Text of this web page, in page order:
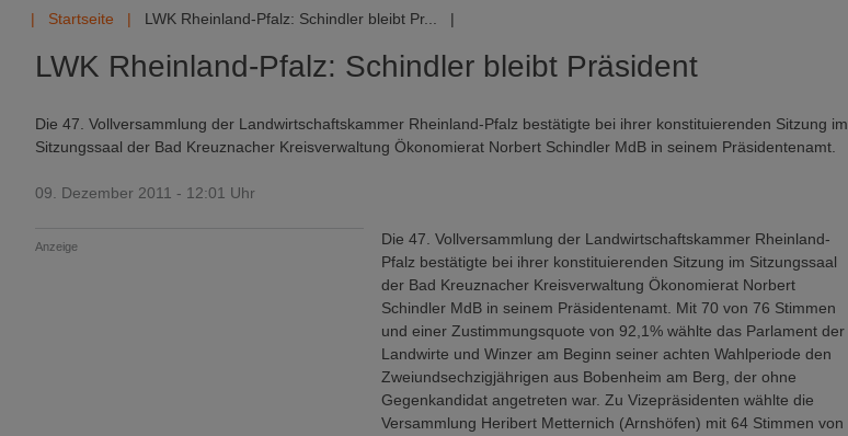
Startseite LWK Rheinland-Pfalz: Schindler bleibt Pr...
LWK Rheinland-Pfalz: Schindler bleibt Präsident
Die 47. Vollversammlung der Landwirtschaftskammer Rheinland-Pfalz bestätigte bei ihrer konstituierenden Sitzung im
Sitzungssaal der Bad Kreuznacher Kreisverwaltung Ökonomierat Norbert Schindler MdB in seinem Präsidentenamt.
09. Dezember 2011 - 12:01 Uhr
Anzeige
Die 47. Vollversammlung der Landwirtschaftskammer Rheinland-
Pfalz bestätigte bei ihrer konstituierenden Sitzung im Sitzungssaal
der Bad Kreuznacher Kreisverwaltung Ökonomierat Norbert
Schindler MdB in seinem Präsidentenamt. Mit 70 von 76 Stimmen
und einer Zustimmungsquote von 92,1% wählte das Parlament der
Landwirte und Winzer am Beginn seiner achten Wahlperiode den
Zweiundsechzigjährigen aus Bobenheim am Berg, der ohne
Gegenkandidat angetreten war. Zu Vizepräsidenten wählte die
Versammlung Heribert Metternich (Arnshöfen) mit 64 Stimmen von